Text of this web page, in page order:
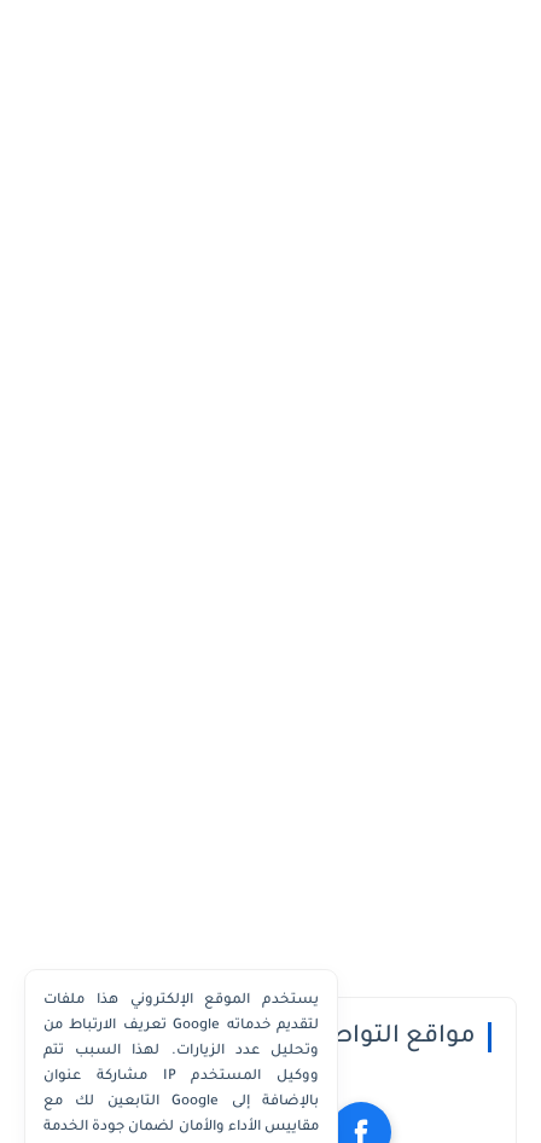
مواقع التواصل الاجتماعي
يستخدم الموقع الإلكتروني هذا ملفات
تعريف الارتباط من Google لتقديم خدماته
وتحليل عدد الزيارات. لهذا السبب تتم
مشاركة عنوان IP ووكيل المستخدم
التابعين لك مع Google بالإضافة إلى
مقاييس الأداء والأمان لضمان جودة الخدمة